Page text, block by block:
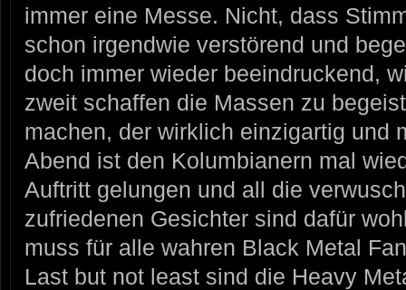
immer eine Messe. Nicht, dass
schon irgendwie verstörend und
doch immer wieder beeindruckend,
zweit schaffen die Massen zu
machen, der wirklich einzigartig und
Abend ist den Kolumbianern mal
Auftritt gelungen und all die
zufriedenen Gesichter sind dafür
muss für alle wahren Black Metal
Last but not least sind die Heavy